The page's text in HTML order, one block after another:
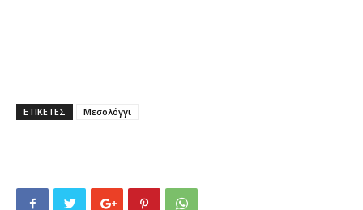
ΕΤΙΚΕΤΕΣ Μεσολόγγι